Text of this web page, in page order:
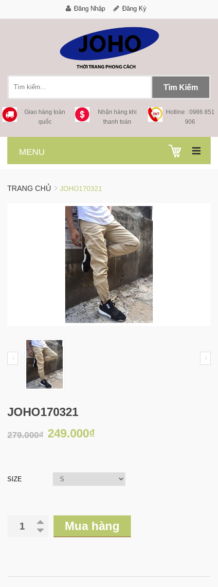
Đăng Nhập Đăng Ký
Tìm Kiếm
Giao hàng toàn
quốc
Nhận hàng khi
thanh toán
Hotline : 0986 851
906
.
MENU
TRANG CHỦ JOHO170321
JOHO170321
279.000₫ 249.000₫
SIZE
Mua hàng